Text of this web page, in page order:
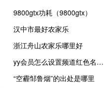
9800gtx功耗（9800gtx）
汉中市最好农家乐
浙江舟山农家乐哪里好
yy会员怎么设置频道红色名字（yy会员怎么设置频道红名）
“空霾邹鲁烟”的出处是哪里